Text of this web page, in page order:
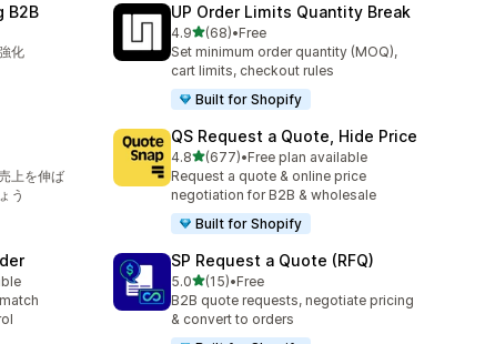
B2B
化
UP Order Limits Quantity Break
4.95つ星中
(68)
合計レビュー数：68件
•Free
Set minimum order quantity (MOQ),
cart limits, checkout rules
Built for Shopify
上を伸ば
う
QS Request a Quote, Hide Price
4.85つ星中
(677)
合計レビュー数：677件
•Free plan available
Request a quote & online price
negotiation for B2B & wholesale
Built for Shopify
SP Request a Quote (RFQ)
5.05つ星中
(15)
合計レビュー数：15件
•Free
B2B quote requests, negotiate pricing
& convert to orders